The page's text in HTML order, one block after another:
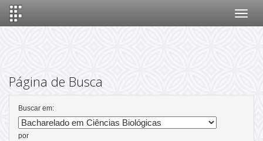
Página de Busca
Buscar em:
por